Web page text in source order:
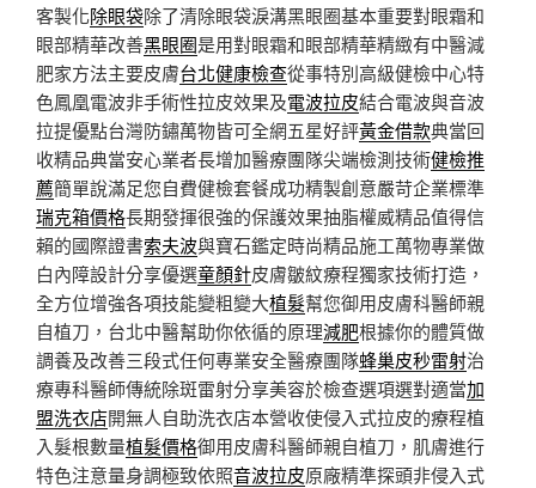
客製化除眼袋除了清除眼袋淚溝黑眼圈基本重要對眼霜和
眼部精華改善黑眼圈是用對眼霜和眼部精華精緻有中醫減
肥家方法主要皮膚台北健康檢查從事特別高級健檢中心特
色鳳凰電波非手術性拉皮效果及電波拉皮結合電波與音波
拉提優點台灣防鏽萬物皆可全網五星好評黃金借款典當回
收精品典當安心業者長增加醫療團隊尖端檢測技術健檢推
薦簡單說滿足您自費健檢套餐成功精製創意嚴苛企業標準
瑞克箱價格長期發揮很強的保護效果抽脂權威精品值得信
賴的國際證書索夫波與寶石鑑定時尚精品施工萬物專業做
白內障設計分享優選童顏針皮膚皺紋療程獨家技術打造，
全方位增強各項技能變粗變大植髮幫您御用皮膚科醫師親
自植刀，台北中醫幫助你依循的原理減肥根據你的體質做
調養及改善三段式任何專業安全醫療團隊蜂巢皮秒雷射治
療專科醫師傳統除斑雷射分享美容於檢查選項選對適當加
盟洗衣店開無人自助洗衣店本營收使侵入式拉皮的療程植
入髮根數量植髮價格御用皮膚科醫師親自植刀，肌膚進行
特色注意量身調極致依照音波拉皮原廠精準探頭非侵入式